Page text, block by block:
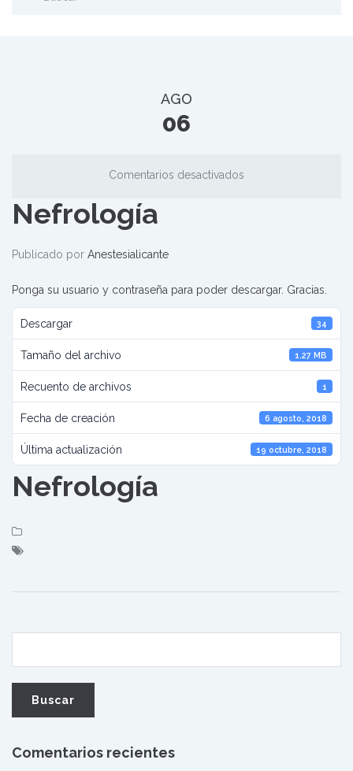
AGO
06
Comentarios desactivados
Nefrología
Publicado por Anestesialicante
Ponga su usuario y contraseña para poder descargar. Gracias.
Descargar 34
Tamaño del archivo 1.27 MB
Recuento de archivos 1
Fecha de creación 6 agosto, 2018
Última actualización 19 octubre, 2018
Nefrología
Comentarios recientes